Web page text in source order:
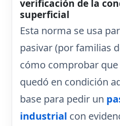
verificación de la
superficial
Esta norma se usa
pasivar(por familias
cómo comprobar
quedó en condición
base para pedir un
industrial con